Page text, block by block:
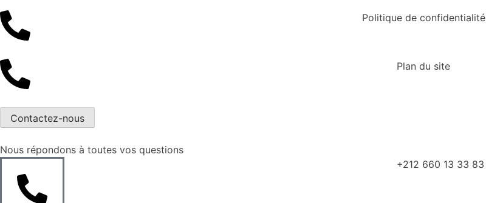
Politique de confidentialité
Plan du site
Contactez-nous
Nous répondons à toutes vos questions
+212 660 13 33 83